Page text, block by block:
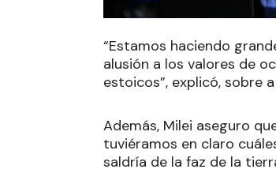
“Estamos haciendo
alusión a los valores de
estoicos”, explicó, sobre
Además, Milei aseguro
tuviéramos en claro
saldría de la faz de la